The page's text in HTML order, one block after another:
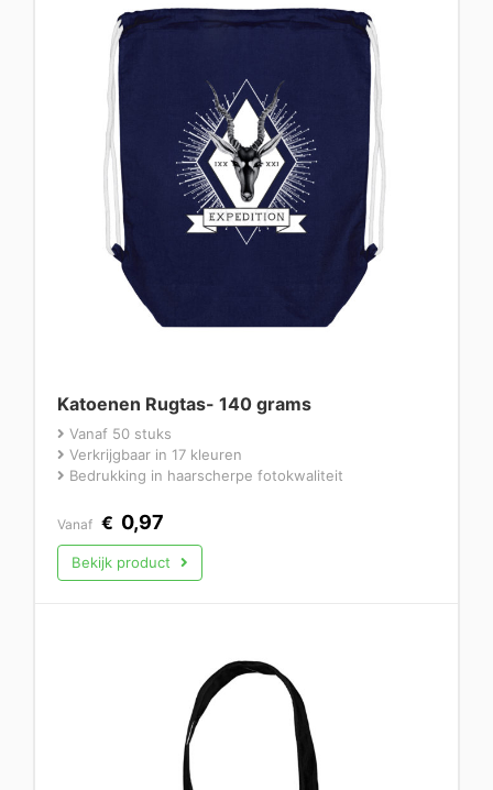
Katoenen Rugtas- 140 grams
Vanaf 50 stuks
Verkrijgbaar in 17 kleuren
Bedrukking in haarscherpe fotokwaliteit
Vanaf € 0,97
Bekijk product